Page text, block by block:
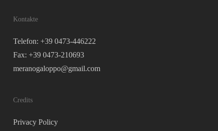
Kontakte
Telefon: +39 0473-446222
Fax: +39 0473-210693
meranogaloppo@gmail.com
Credits
Privacy Policy